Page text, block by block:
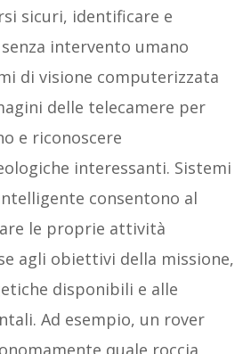
sicuri, identificare e
intervento umano
di visione computerizzata
delle telecamere per
e riconoscere
interessanti. Sistemi
consentono al
le proprie attività
agli obiettivi della missione,
disponibili e alle
Ad esempio, un rover